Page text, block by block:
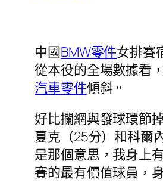
中國BMW零件女排賽
從本役的全場數據看
汽車零件傾斜。
好比攔網與發球環節
夏克（25分）和科爾
是那個意思，我身上
賽的最有價值球員，